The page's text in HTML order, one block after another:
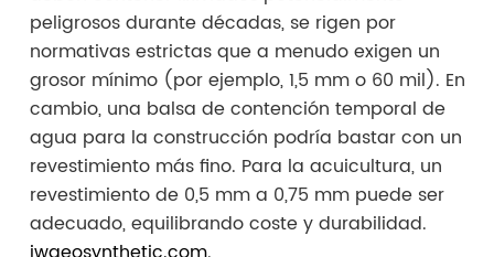
peligrosos durante décadas, se rigen por
normativas estrictas que a menudo exigen un
grosor mínimo (por ejemplo, 1,5 mm o 60 mil). En
cambio, una balsa de contención temporal de
agua para la construcción podría bastar con un
revestimiento más fino. Para la acuicultura, un
revestimiento de 0,5 mm a 0,75 mm puede ser
adecuado, equilibrando coste y durabilidad.